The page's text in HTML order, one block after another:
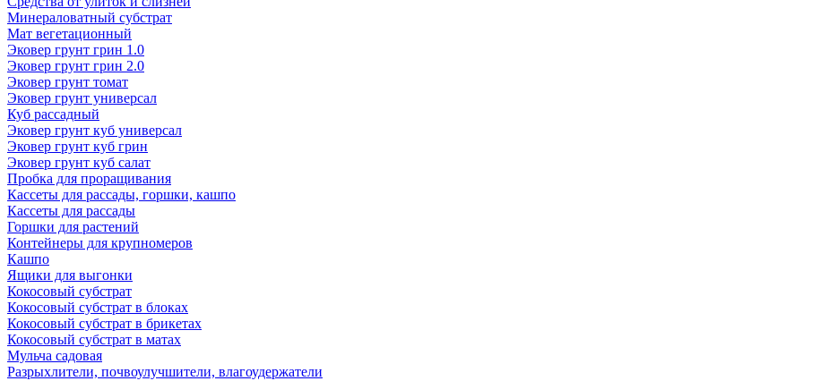
Минераловатный субстрат
Мат вегетационный
Эковер грунт грин 1.0
Эковер грунт грин 2.0
Эковер грунт томат
Эковер грунт универсал
Куб рассадный
Эковер грунт куб универсал
Эковер грунт куб грин
Эковер грунт куб салат
Пробка для проращивания
Кассеты для рассады, горшки, кашпо
Кассеты для рассады
Горшки для растений
Контейнеры для крупномеров
Кашпо
Ящики для выгонки
Кокосовый субстрат
Кокосовый субстрат в блоках
Кокосовый субстрат в брикетах
Кокосовый субстрат в матах
Мульча садовая
Разрыхлители, почвоулучшители, влагоудержатели